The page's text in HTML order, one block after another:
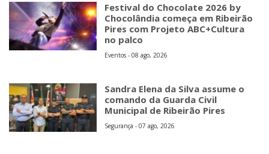
Festival do Chocolate 2026 by
Chocolândia começa em Ribeirão
Pires com Projeto ABC+Cultura
no palco
Eventos - 08 ago, 2026
Sandra Elena da Silva assume o
comando da Guarda Civil
Municipal de Ribeirão Pires
Segurança - 07 ago, 2026